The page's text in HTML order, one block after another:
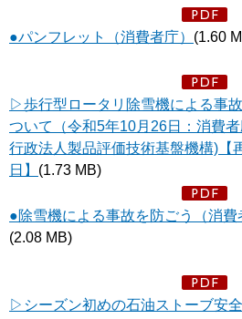
●パンフレット（消費者庁） (1.60
▷歩行型ロータリ除雪機による事
ついて（令和5年10月26日：消費
行政法人製品評価技術基盤機構)【
日】 (1.73 MB)
●除雪機による事故を防ごう（消費
(2.08 MB)
▷シーズン初めの石油ストーブ安